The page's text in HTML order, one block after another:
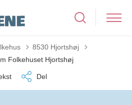
8530 Hjortshøj
Folkehuset Hjortshøj
Del